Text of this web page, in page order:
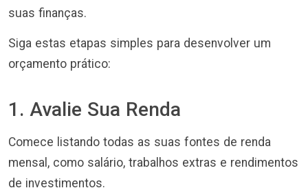
suas finanças.
Siga estas etapas simples para desenvolver um
orçamento prático:
1. Avalie Sua Renda
Comece listando todas as suas fontes de renda
mensal, como salário, trabalhos extras e rendimentos
de investimentos.